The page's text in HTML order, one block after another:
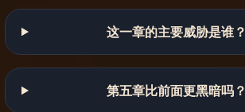
这一章的主要威胁是谁？
第五章比前面更黑暗吗？